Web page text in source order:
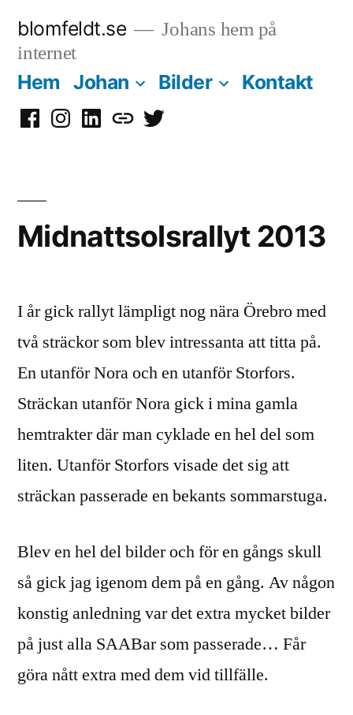
innehåll
blomfeldt.se
Johans hem på
internet
Hem Johan Bilder Kontakt
FacebookInstagram
LinkedInMastodon
Twitter
Midnattsolsrallyt 2013
I år gick rallyt lämpligt nog nära Örebro med
två sträckor som blev intressanta att titta på.
En utanför Nora och en utanför Storfors.
Sträckan utanför Nora gick i mina gamla
hemtrakter där man cyklade en hel del som
liten. Utanför Storfors visade det sig att
sträckan passerade en bekants sommarstuga.
Blev en hel del bilder och för en gångs skull
så gick jag igenom dem på en gång. Av någon
konstig anledning var det extra mycket bilder
på just alla SAABar som passerade… Får
göra nått extra med dem vid tillfälle.